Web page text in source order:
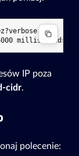
-m 5
IP poza
cidr.
polecenie: